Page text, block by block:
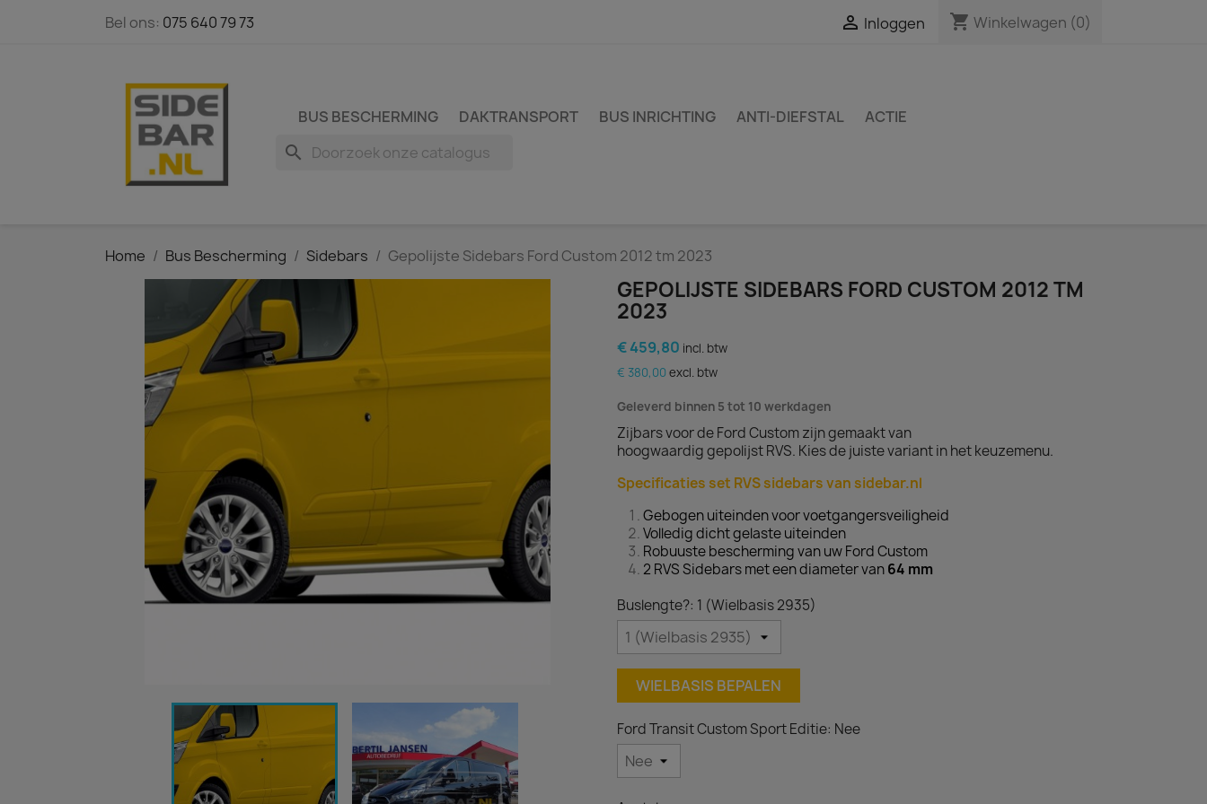
Bel ons: 075 640 79 73  Inloggen shopping_cart Winkelwagen (0)
BUS BESCHERMING DAKTRANSPORT BUS INRICHTING ANTI-DIEFSTAL ACTIE
search
Home Bus Bescherming Sidebars Gepolijste Sidebars Ford Custom 2012 tm 2023
GEPOLIJSTE SIDEBARS FORD CUSTOM 2012 TM
2023
€ 459,80 incl. btw
€ 380,00 excl. btw
Geleverd binnen 5 tot 10 werkdagen
Zijbars voor de Ford Custom zijn gemaakt van
hoogwaardig gepolijst RVS. Kies de juiste variant in het keuzemenu.
Specificaties set RVS sidebars van sidebar.nl
Gebogen uiteinden voor voetgangersveiligheid
Volledig dicht gelaste uiteinden
Robuuste bescherming van uw Ford Custom
2 RVS Sidebars met een diameter van64 mm
Buslengte?: 1 (Wielbasis 2935)
WIELBASIS BEPALEN
Ford Transit Custom Sport Editie: Nee